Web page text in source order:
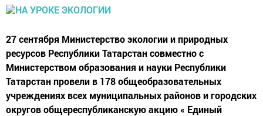
27 сентября Министерство экологии и природных
ресурсов Республики Татарстан совместно с
Министерством образования и науки Республики
Татарстан провели в 178 общеобразовательных
учреждениях всех муниципальных районов и городских
округов общереспубликанскую акцию « Единый